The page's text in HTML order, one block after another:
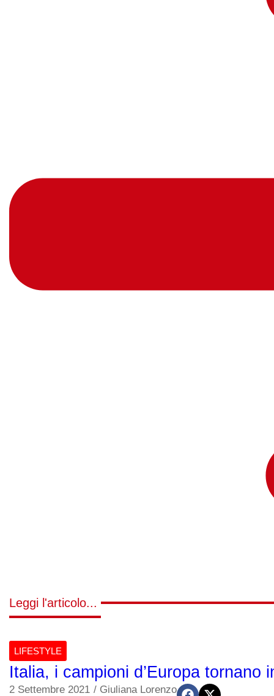
Leggi l'articolo...
LIFESTYLE
Italia, i campioni d’Europa
2 Settembre 2021 / Giuliana Lorenzo